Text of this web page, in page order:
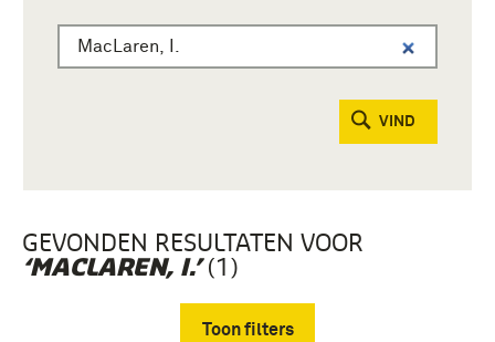
VIND
GEVONDEN RESULTATEN VOOR
‘MACLAREN, I.’(1)
Toon filters